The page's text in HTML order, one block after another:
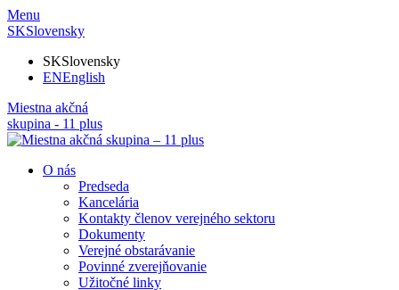
Menu
SKSlovensky
SKSlovensky
ENEnglish
Miestna akčná
skupina - 11 plus
O nás
Predseda
Kancelária
Kontakty členov verejného sektoru
Dokumenty
Verejné obstarávanie
Povinné zverejňovanie
Užitočné linky